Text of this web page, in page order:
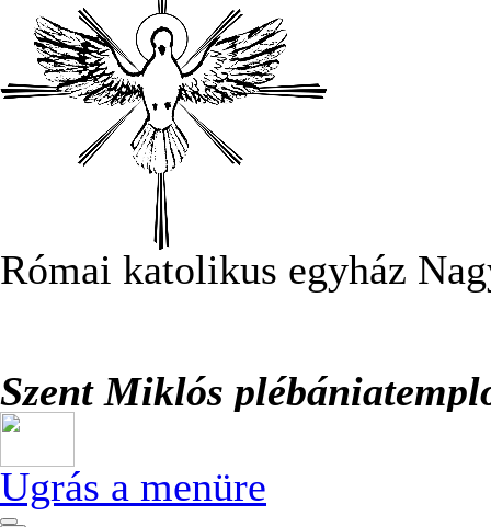
Római katolikus egyház
Szent Miklós
Ugrás a menüre